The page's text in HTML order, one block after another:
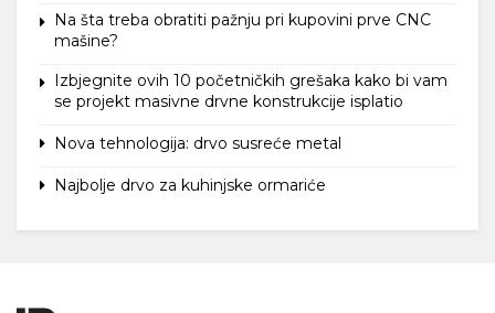
Na šta treba obratiti pažnju pri kupovini prve CNC
mašine?
Izbjegnite ovih 10 početničkih grešaka kako bi vam
se projekt masivne drvne konstrukcije isplatio
Nova tehnologija: drvo susreće metal
Najbolje drvo za kuhinjske ormariće